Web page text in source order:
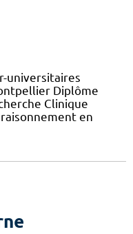
universitaires
Diplôme
Clinique
en